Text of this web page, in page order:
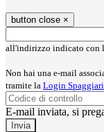
button close ×
all'indirizzo indicato con
Non hai una e-mail
tramite la Login Spaggiari
E-mail inviata, si